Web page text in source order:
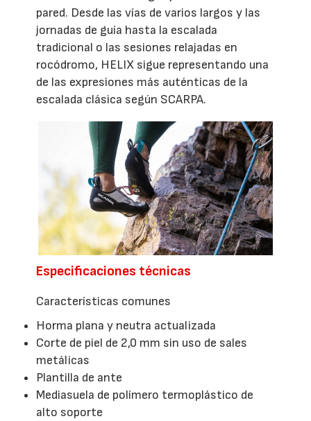
pared. Desde las vías de varios largos y las
jornadas de guía hasta la escalada
tradicional o las sesiones relajadas en
rocódromo, HELIX sigue representando una
de las expresiones más auténticas de la
escalada clásica según SCARPA.
Especificaciones técnicas
Características comunes
Horma plana y neutra actualizada
Corte de piel de 2,0 mm sin uso de sales
metálicas
Plantilla de ante
Mediasuela de polímero termoplástico de
alto soporte